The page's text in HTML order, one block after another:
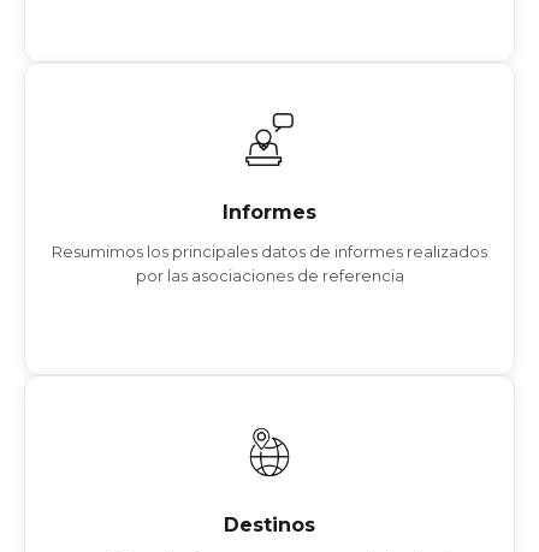
Informes
Resumimos los principales datos de informes realizados
por las asociaciones de referencia
LAS SUBVENCIONES COMO CATALIZADOR
TENDENCIAS EN LA ORGANIZACIÓN DE CONGRESOS
Destinos